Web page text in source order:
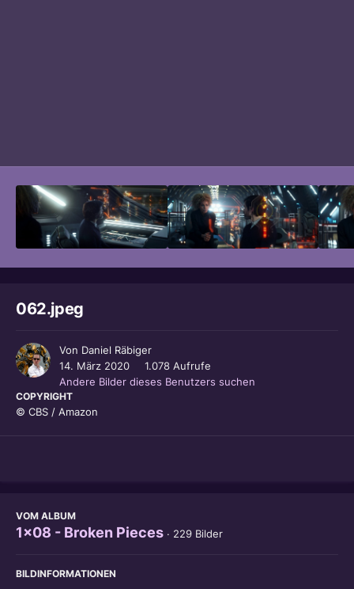
062.jpeg
Von Daniel Räbiger
14. März 2020
1.078 Aufrufe
Andere Bilder dieses Benutzers suchen
COPYRIGHT
© CBS / Amazon
VOM ALBUM
1x08 - Broken Pieces · 229 Bilder
BILDINFORMATIONEN